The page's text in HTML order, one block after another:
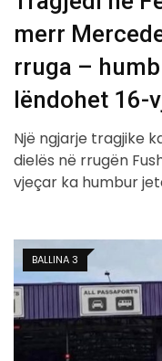
merr
rruga –
lëndohet 16-
Një ngjarje tragjike
dielës në rrugën
vjeçar ka humbur
BALLINA 3